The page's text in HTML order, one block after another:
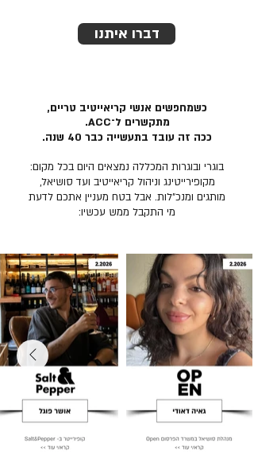
דברו איתנו
כשמחפשים אנשי קריאייטיב טריים,
מתקשרים ל־ACC.
ככה זה עובד בתעשייה כבר 40 שנה.
בוגרי ובוגרות המכללה נמצאים היום בכל מקום:
מקופירייטינג וניהול קריאייטיב ועד סושיאל,
מותגים ומנכ״לות. אבל בטח מעניין אתכם לדעת
מי התקבל ממש עכשיו: